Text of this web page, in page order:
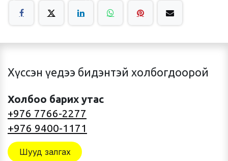
Хүссэн үедээ бидэнтэй холбогдоорой
Холбоо барих утас
+976 7766-2277
+976 9400-1171
Шууд залгах